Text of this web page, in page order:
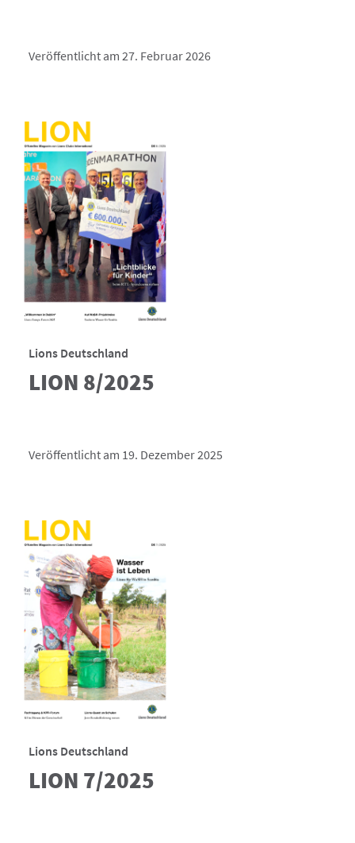
Veröffentlicht am 27. Februar 2026
Lions Deutschland
LION 8/2025
Veröffentlicht am 19. Dezember 2025
Lions Deutschland
LION 7/2025